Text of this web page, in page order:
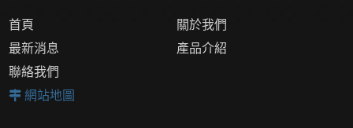
首頁
關於我們
最新消息
產品介紹
聯絡我們
網站地圖